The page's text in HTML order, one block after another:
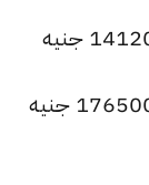
سعر الذهب عيار 21 وزن 200 جرام 1412000 جنيه
أسعار الذهب عيار 21 وزن 250 جرام 1765000 جنيه